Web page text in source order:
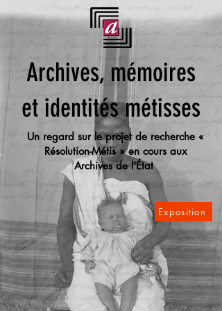
Archives, mémoires
et identités métisses
Un regard sur le projet de recherche «
Résolution-Métis » en cours aux
Archives de l'État
Exposition